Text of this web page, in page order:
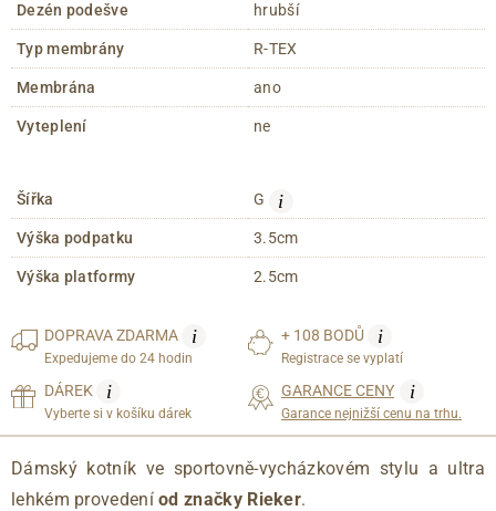
Dezén podešve hrubší
Typ membrány R-TEX
Membrána ano
Vyteplení ne
Šířka G i
Výška podpatku 3.5cm
Výška platformy 2.5cm
DOPRAVAZDARMA i
Expedujeme do 24 hodin
+ 108 BODŮ i
Registrace se vyplatí
DÁREK i
Vyberte si v košíku dárek
GARANCE CENY i
Garance nejnižší cenu na trhu.
Dámský kotník ve sportovně-vycházkovém stylu a ultra
lehkém provedeníod značky Rieker.